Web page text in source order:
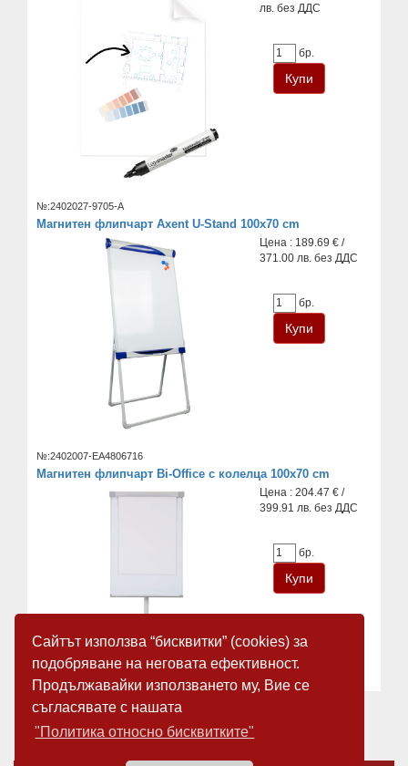
Сайтът използва “бисквитки” (cookies) за
подобряване на неговата ефективност.
Продължавайки използването му, Вие се
съгласявате с нашата
"Политика относно бисквитките"
лв. без ДДС
бр.
№:2402027-9705-A
Магнитен флипчарт Axent U-Stand 100x70 cm
Цена : 189.69 € /
371.00 лв. без ДДС
бр.
№:2402007-EA4806716
Магнитен флипчарт Bi-Office с колелца 100x70 cm
Цена : 204.47 € /
399.91 лв. без ДДС
бр.